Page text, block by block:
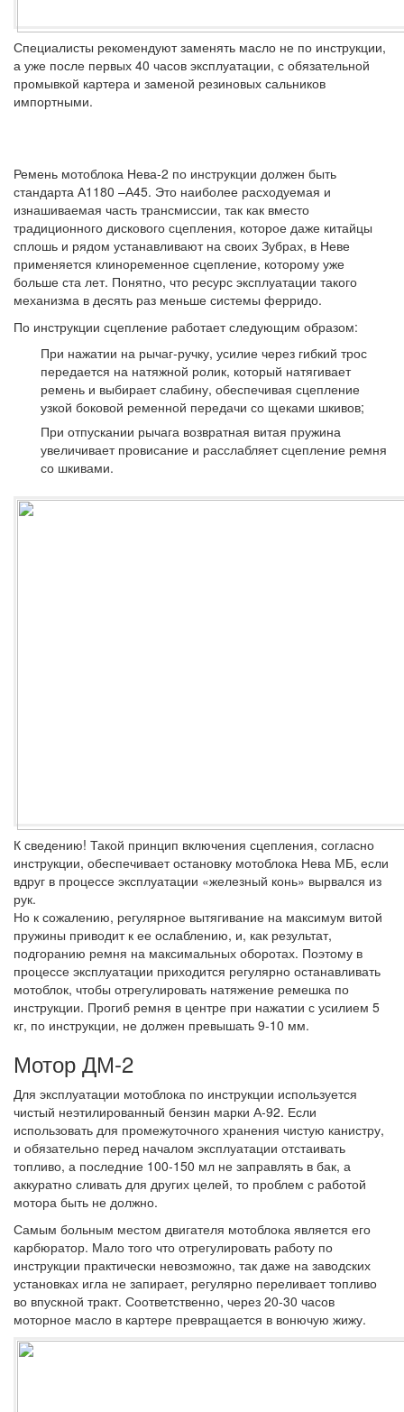
Специалисты рекомендуют заменять масло не по инструкции,
а уже после первых 40 часов эксплуатации, с обязательной
промывкой картера и заменой резиновых сальников
импортными.
Ремень мотоблока Нева-2 по инструкции должен быть
стандарта А1180 –А45. Это наиболее расходуемая и
изнашиваемая часть трансмиссии, так как вместо
традиционного дискового сцепления, которое даже китайцы
сплошь и рядом устанавливают на своих Зубрах, в Неве
применяется клиноременное сцепление, которому уже
больше ста лет. Понятно, что ресурс эксплуатации такого
механизма в десять раз меньше системы ферридо.
По инструкции сцепление работает следующим образом:
При нажатии на рычаг-ручку, усилие через гибкий трос
передается на натяжной ролик, который натягивает
ремень и выбирает слабину, обеспечивая сцепление
узкой боковой ременной передачи со щеками шкивов;
При отпускании рычага возвратная витая пружина
увеличивает провисание и расслабляет сцепление ремня
со шкивами.
К сведению! Такой принцип включения сцепления, согласно
инструкции, обеспечивает остановку мотоблока Нева МБ, если
вдруг в процессе эксплуатации «железный конь» вырвался из
рук.
Но к сожалению, регулярное вытягивание на максимум витой
пружины приводит к ее ослаблению, и, как результат,
подгоранию ремня на максимальных оборотах. Поэтому в
процессе эксплуатации приходится регулярно останавливать
мотоблок, чтобы отрегулировать натяжение ремешка по
инструкции. Прогиб ремня в центре при нажатии с усилием 5
кг, по инструкции, не должен превышать 9-10 мм.
Мотор ДМ-2
Для эксплуатации мотоблока по инструкции используется
чистый неэтилированный бензин марки А-92. Если
использовать для промежуточного хранения чистую канистру,
и обязательно перед началом эксплуатации отстаивать
топливо, а последние 100-150 мл не заправлять в бак, а
аккуратно сливать для других целей, то проблем с работой
мотора быть не должно.
Самым больным местом двигателя мотоблока является его
карбюратор. Мало того что отрегулировать работу по
инструкции практически невозможно, так даже на заводских
установках игла не запирает, регулярно переливает топливо
во впускной тракт. Соответственно, через 20-30 часов
моторное масло в картере превращается в вонючую жижу.